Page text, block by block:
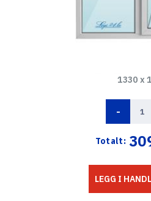
1330 x
-
Totalt:
LEGG I